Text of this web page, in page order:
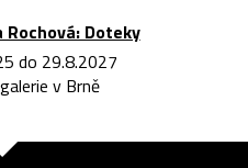
Doteky
do 29.8.2027
v Brně